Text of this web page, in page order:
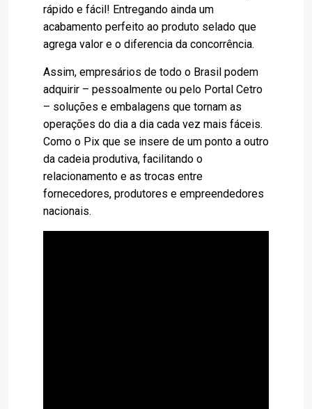
rápido e fácil! Entregando ainda um
acabamento perfeito ao produto selado que
agrega valor e o diferencia da concorrência.
Assim, empresários de todo o Brasil podem
adquirir – pessoalmente ou pelo Portal Cetro
– soluções e embalagens que tornam as
operações do dia a dia cada vez mais fáceis.
Como o Pix que se insere de um ponto a outro
da cadeia produtiva, facilitando o
relacionamento e as trocas entre
fornecedores, produtores e empreendedores
nacionais.